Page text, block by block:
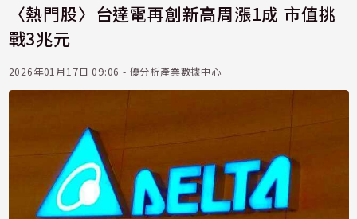
〈熱門股〉台達電再創新高周漲1成 市值挑
戰3兆元
2026年01月17日 09:06 - 優分析產業數據中心